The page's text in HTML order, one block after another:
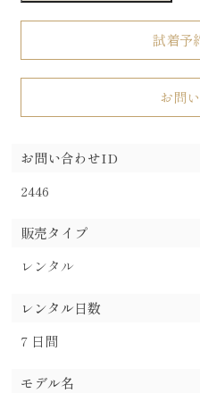
試着予
お問
お問い合わせID
2446
販売タイプ
レンタル
レンタル日数
7 日間
モデル名